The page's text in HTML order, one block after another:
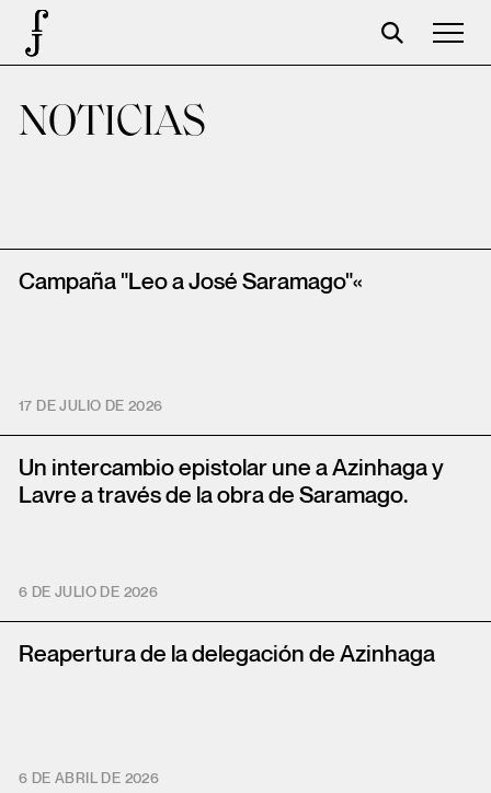
José Saramago
Aparceros
Centenario
Acceso
NOTICIAS
Campaña "Leo a José Saramago"«
17 DE JULIO DE 2026
Un intercambio epistolar une a Azinhaga y
Lavre a través de la obra de Saramago.
6 DE JULIO DE 2026
Reapertura de la delegación de Azinhaga
6 DE ABRIL DE 2026